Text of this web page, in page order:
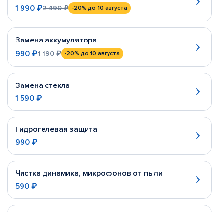
1 990 ₽2 490 ₽ -20% до 10 августа
Замена аккумулятора
990 ₽1 190 ₽ -20% до 10 августа
Замена стекла
1 590 ₽
Гидрогелевая защита
990 ₽
Чистка динамика, микрофонов от пыли
590 ₽